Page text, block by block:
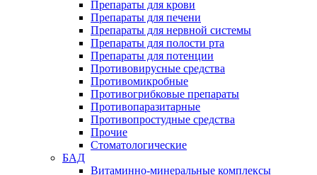
Препараты для крови
Препараты для печени
Препараты для нервной системы
Препараты для полости рта
Препараты для потенции
Противовирусные средства
Противомикробные
Противогрибковые препараты
Противопаразитарные
Противопростудные средства
Прочие
Стоматологические
БАД
Витаминно-минеральные комплексы